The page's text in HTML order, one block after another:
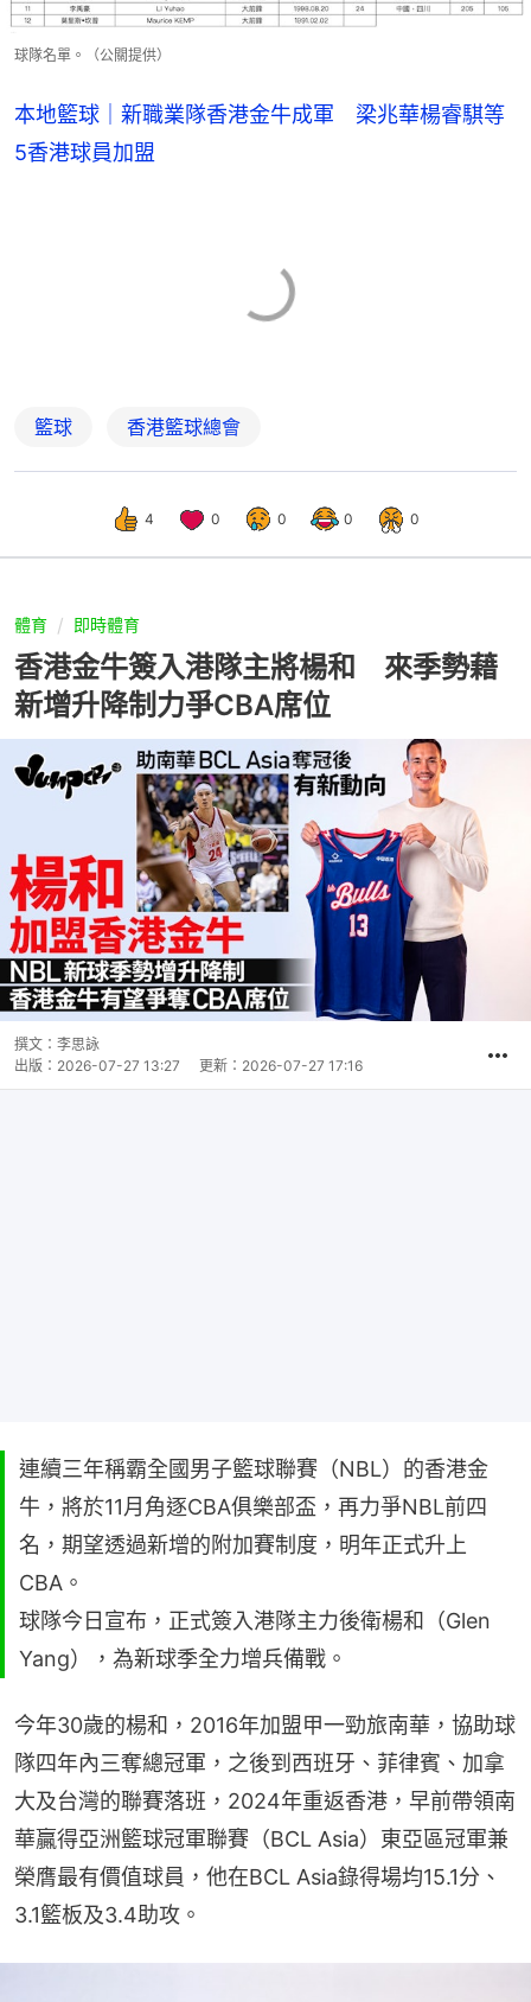
球隊名單。（公關提供）
本地籃球｜新職業隊香港金牛成軍 梁兆華楊睿騏等
5香港球員加盟
籃球 香港籃球總會
4 0 0 0 0
體育 即時體育
香港金牛簽入港隊主將楊和 來季勢藉
新增升降制力爭CBA席位
撰文： 李思詠
出版： 2026-07-27 13:27 更新： 2026-07-27 17:16
連續三年稱霸全國男子籃球聯賽（NBL）的香港金
牛，將於11月角逐CBA俱樂部盃，再力爭NBL前四
名，期望透過新增的附加賽制度，明年正式升上
CBA。
球隊今日宣布，正式簽入港隊主力後衛楊和（Glen
Yang），為新球季全力增兵備戰。
今年30歲的楊和，2016年加盟甲一勁旅南華，協助球
隊四年內三奪總冠軍，之後到西班牙、菲律賓、加拿
大及台灣的聯賽落班，2024年重返香港，早前帶領南
華贏得亞洲籃球冠軍聯賽（BCL Asia）東亞區冠軍兼
榮膺最有價值球員，他在BCL Asia錄得場均15.1分、
3.1籃板及3.4助攻。